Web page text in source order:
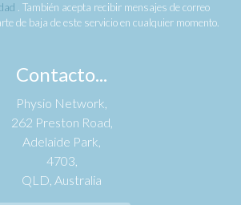
. También acepta recibir mensajes de correo
de baja de este servicio en cualquier momento.
Contacto...
Physio Network,
262 Preston Road,
Adelaide Park,
4703,
QLD, Australia